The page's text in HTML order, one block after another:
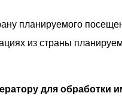
планируемого
из страны
для